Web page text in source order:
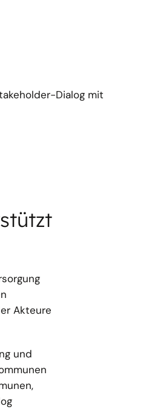
Dialog mit
Akteure
und